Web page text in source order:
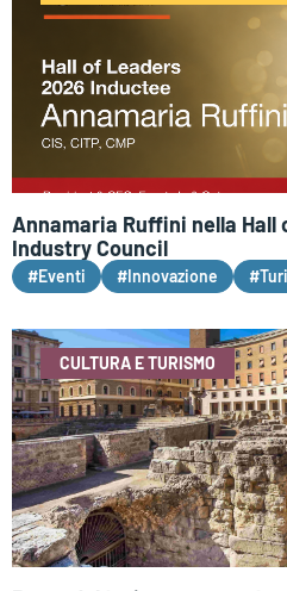
Annamaria Ruffini nella Hall
Industry Council
#Eventi #Innovazione
CULTURA E TURISMO